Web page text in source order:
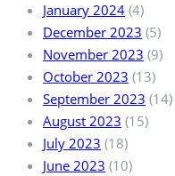
January 2024 (4)
December 2023 (5)
November 2023 (9)
October 2023 (13)
September 2023 (14)
August 2023 (15)
July 2023 (18)
June 2023 (10)